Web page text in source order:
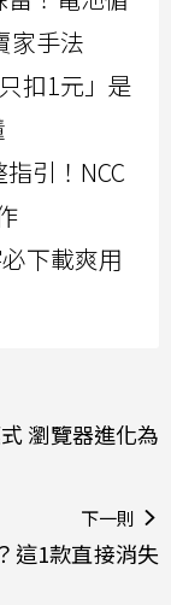
家手法
扣1元」是
引！NCC
下載爽用
瀏覽器進化為
下一則
這1款直接消失